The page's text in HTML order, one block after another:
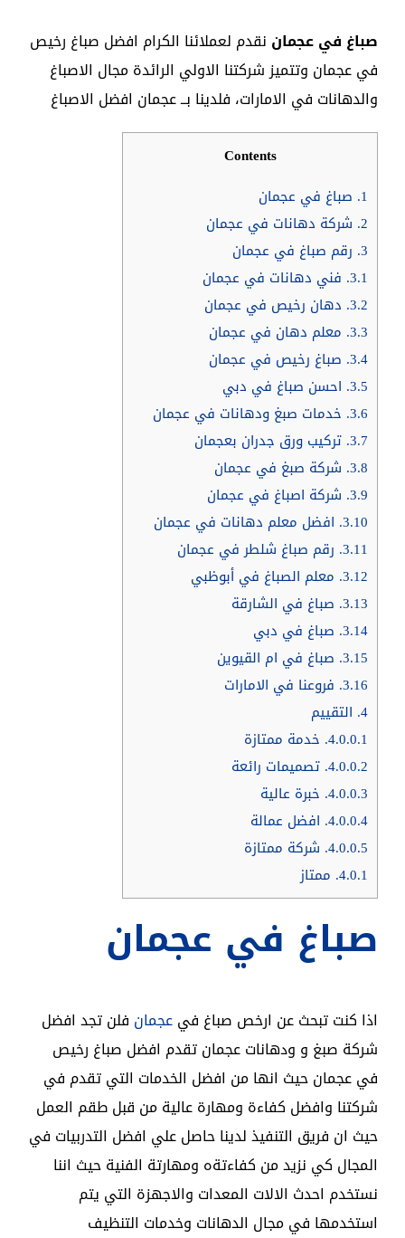
صباغ في عجمان نقدم لعملائنا الكرام افضل صباغ رخيص
في عجمان وتتميز شركتنا الاولي الرائدة مجال الاصباغ
والدهانات في الامارات، فلدينا بــ عجمان افضل الاصباغ
Contents
1. صباغ في عجمان
2. شركة دهانات في عجمان
3. رقم صباغ في عجمان
3.1. فني دهانات في عجمان
3.2. دهان رخيص في عجمان
3.3. معلم دهان في عجمان
3.4. صباغ رخيص في عجمان
3.5. احسن صباغ في دبي
3.6. خدمات صبغ ودهانات في عجمان
3.7. تركيب ورق جدران بعجمان
3.8. شركة صبغ في عجمان
3.9. شركة اصباغ في عجمان
3.10. افضل معلم دهانات في عجمان
3.11. رقم صباغ شلطر في عجمان
3.12. معلم الصباغ في أبوظبي
3.13. صباغ في الشارقة
3.14. صباغ في دبي
3.15. صباغ في ام القيوين
3.16. فروعنا في الامارات
4. التقييم
4.0.0.1. خدمة ممتازة
4.0.0.2. تصميمات رائعة
4.0.0.3. خبرة عالية
4.0.0.4. افضل عمالة
4.0.0.5. شركة ممتازة
4.0.1. ممتاز
صباغ في عجمان
اذا كنت تبحث عن ارخص صباغ فيعجمان فلن تجد افضل
شركة صبغ و ودهانات عجمان تقدم افضل صباغ رخيص
في عجمان حيث انها من افضل الخدمات التي تقدم في
شركتنا وافضل كفاءة ومهارة عالية من قبل طقم العمل
حيث ان فريق التنفيذ لدينا حاصل علي افضل التدربيات في
المجال كي نزيد من كفاءتةه ومهارتة الفنية حيث اننا
نستخدم احدث الالات المعدات والاجهزة التي يتم
استخدمها في مجال الدهانات وخدمات التنظيف